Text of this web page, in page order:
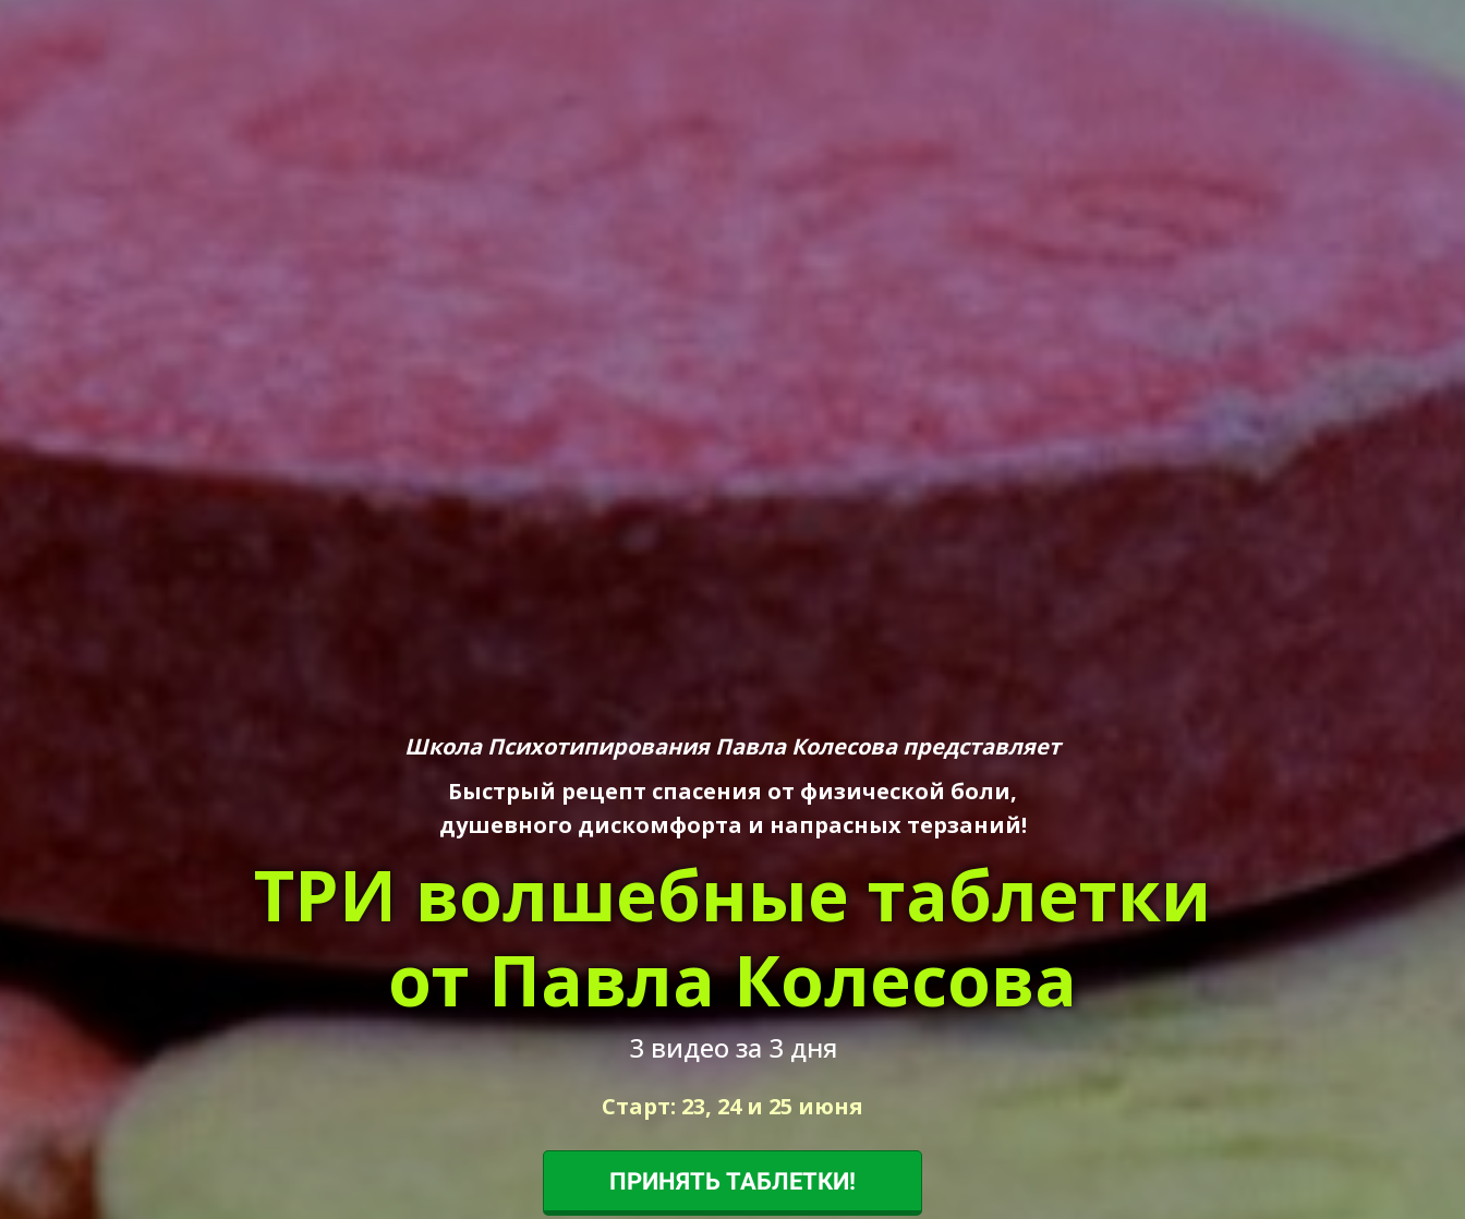
Школа Психотипирования Павла Колесова представляет
Быстрый рецепт спасения от физической боли,
душевного дискомфорта и напрасных терзаний!
ТРИ волшебные таблетки
от Павла Колесова
3 видео за 3 дня
Старт: 23, 24 и 25 июня
ПРИНЯТЬ ТАБЛЕТКИ!